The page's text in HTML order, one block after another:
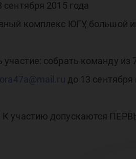
сентября 2015 года
комплекс ЮГУ, большой
участие: собрать команду
до 13
участию допускаются